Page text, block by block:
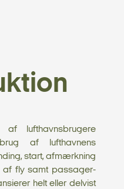
af lufthavnsbrugere
af lufthavnens
start, afmærkning
af fly samt passager-
helt eller delvist